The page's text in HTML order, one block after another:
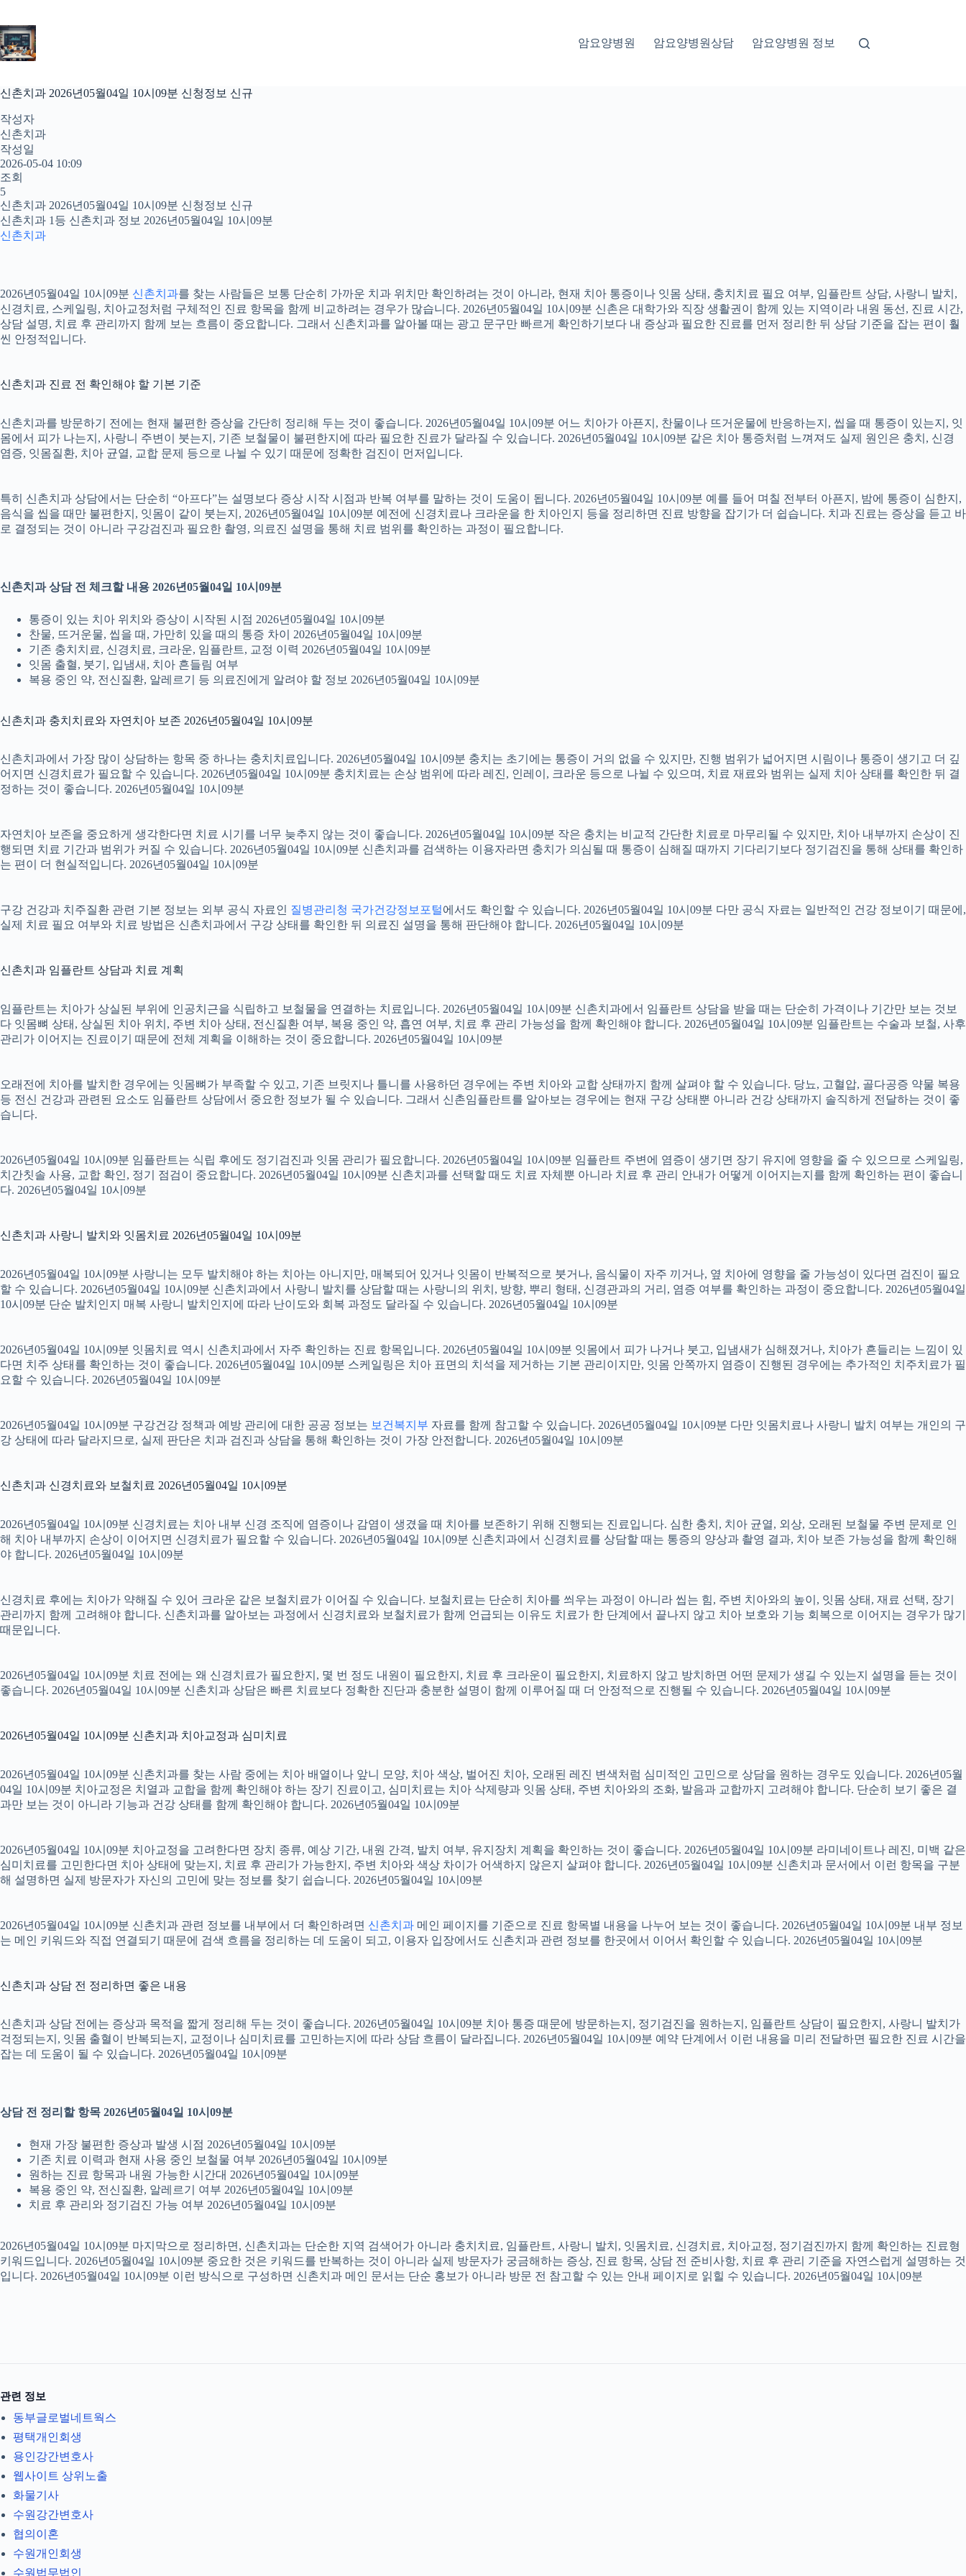
으
로
뛰
기
암요양병원 암요양병원상담 암요양병원 정보
신촌치과 2026년05월04일 10시09분 신청정보 신규
작성자
신촌치과
작성일
2026-05-04 10:09
조회
5
신촌치과 2026년05월04일 10시09분 신청정보 신규
신촌치과 1등 신촌치과 정보 2026년05월04일 10시09분
신촌치과
2026년05월04일 10시09분 신촌치과를 찾는 사람들은 보통 단순히 가까운 치과 위치만 확인하려는 것이 아니라, 현재 치아 통증이나 잇몸 상태, 충치치료 필요 여부, 임플란트 상담, 사랑니 발치,
신경치료, 스케일링, 치아교정처럼 구체적인 진료 항목을 함께 비교하려는 경우가 많습니다. 2026년05월04일 10시09분 신촌은 대학가와 직장 생활권이 함께 있는 지역이라 내원 동선, 진료 시간,
상담 설명, 치료 후 관리까지 함께 보는 흐름이 중요합니다. 그래서 신촌치과를 알아볼 때는 광고 문구만 빠르게 확인하기보다 내 증상과 필요한 진료를 먼저 정리한 뒤 상담 기준을 잡는 편이 훨
씬 안정적입니다.
신촌치과 진료 전 확인해야 할 기본 기준
신촌치과를 방문하기 전에는 현재 불편한 증상을 간단히 정리해 두는 것이 좋습니다. 2026년05월04일 10시09분 어느 치아가 아픈지, 찬물이나 뜨거운물에 반응하는지, 씹을 때 통증이 있는지, 잇
몸에서 피가 나는지, 사랑니 주변이 붓는지, 기존 보철물이 불편한지에 따라 필요한 진료가 달라질 수 있습니다. 2026년05월04일 10시09분 같은 치아 통증처럼 느껴져도 실제 원인은 충치, 신경
염증, 잇몸질환, 치아 균열, 교합 문제 등으로 나뉠 수 있기 때문에 정확한 검진이 먼저입니다.
특히 신촌치과 상담에서는 단순히 “아프다”는 설명보다 증상 시작 시점과 반복 여부를 말하는 것이 도움이 됩니다. 2026년05월04일 10시09분 예를 들어 며칠 전부터 아픈지, 밤에 통증이 심한지,
음식을 씹을 때만 불편한지, 잇몸이 같이 붓는지, 2026년05월04일 10시09분 예전에 신경치료나 크라운을 한 치아인지 등을 정리하면 진료 방향을 잡기가 더 쉽습니다. 치과 진료는 증상을 듣고 바
로 결정되는 것이 아니라 구강검진과 필요한 촬영, 의료진 설명을 통해 치료 범위를 확인하는 과정이 필요합니다.
신촌치과 상담 전 체크할 내용 2026년05월04일 10시09분
통증이 있는 치아 위치와 증상이 시작된 시점 2026년05월04일 10시09분
찬물, 뜨거운물, 씹을 때, 가만히 있을 때의 통증 차이 2026년05월04일 10시09분
기존 충치치료, 신경치료, 크라운, 임플란트, 교정 이력 2026년05월04일 10시09분
잇몸 출혈, 붓기, 입냄새, 치아 흔들림 여부
복용 중인 약, 전신질환, 알레르기 등 의료진에게 알려야 할 정보 2026년05월04일 10시09분
신촌치과 충치치료와 자연치아 보존 2026년05월04일 10시09분
신촌치과에서 가장 많이 상담하는 항목 중 하나는 충치치료입니다. 2026년05월04일 10시09분 충치는 초기에는 통증이 거의 없을 수 있지만, 진행 범위가 넓어지면 시림이나 통증이 생기고 더 깊
어지면 신경치료가 필요할 수 있습니다. 2026년05월04일 10시09분 충치치료는 손상 범위에 따라 레진, 인레이, 크라운 등으로 나뉠 수 있으며, 치료 재료와 범위는 실제 치아 상태를 확인한 뒤 결
정하는 것이 좋습니다. 2026년05월04일 10시09분
자연치아 보존을 중요하게 생각한다면 치료 시기를 너무 늦추지 않는 것이 좋습니다. 2026년05월04일 10시09분 작은 충치는 비교적 간단한 치료로 마무리될 수 있지만, 치아 내부까지 손상이 진
행되면 치료 기간과 범위가 커질 수 있습니다. 2026년05월04일 10시09분 신촌치과를 검색하는 이용자라면 충치가 의심될 때 통증이 심해질 때까지 기다리기보다 정기검진을 통해 상태를 확인하
는 편이 더 현실적입니다. 2026년05월04일 10시09분
구강 건강과 치주질환 관련 기본 정보는 외부 공식 자료인 질병관리청 국가건강정보포털에서도 확인할 수 있습니다. 2026년05월04일 10시09분 다만 공식 자료는 일반적인 건강 정보이기 때문에,
실제 치료 필요 여부와 치료 방법은 신촌치과에서 구강 상태를 확인한 뒤 의료진 설명을 통해 판단해야 합니다. 2026년05월04일 10시09분
신촌치과 임플란트 상담과 치료 계획
임플란트는 치아가 상실된 부위에 인공치근을 식립하고 보철물을 연결하는 치료입니다. 2026년05월04일 10시09분 신촌치과에서 임플란트 상담을 받을 때는 단순히 가격이나 기간만 보는 것보
다 잇몸뼈 상태, 상실된 치아 위치, 주변 치아 상태, 전신질환 여부, 복용 중인 약, 흡연 여부, 치료 후 관리 가능성을 함께 확인해야 합니다. 2026년05월04일 10시09분 임플란트는 수술과 보철, 사후
관리가 이어지는 진료이기 때문에 전체 계획을 이해하는 것이 중요합니다. 2026년05월04일 10시09분
오래전에 치아를 발치한 경우에는 잇몸뼈가 부족할 수 있고, 기존 브릿지나 틀니를 사용하던 경우에는 주변 치아와 교합 상태까지 함께 살펴야 할 수 있습니다. 당뇨, 고혈압, 골다공증 약물 복용
등 전신 건강과 관련된 요소도 임플란트 상담에서 중요한 정보가 될 수 있습니다. 그래서 신촌임플란트를 알아보는 경우에는 현재 구강 상태뿐 아니라 건강 상태까지 솔직하게 전달하는 것이 좋
습니다.
2026년05월04일 10시09분 임플란트는 식립 후에도 정기검진과 잇몸 관리가 필요합니다. 2026년05월04일 10시09분 임플란트 주변에 염증이 생기면 장기 유지에 영향을 줄 수 있으므로 스케일링,
치간칫솔 사용, 교합 확인, 정기 점검이 중요합니다. 2026년05월04일 10시09분 신촌치과를 선택할 때도 치료 자체뿐 아니라 치료 후 관리 안내가 어떻게 이어지는지를 함께 확인하는 편이 좋습니
다. 2026년05월04일 10시09분
신촌치과 사랑니 발치와 잇몸치료 2026년05월04일 10시09분
2026년05월04일 10시09분 사랑니는 모두 발치해야 하는 치아는 아니지만, 매복되어 있거나 잇몸이 반복적으로 붓거나, 음식물이 자주 끼거나, 옆 치아에 영향을 줄 가능성이 있다면 검진이 필요
할 수 있습니다. 2026년05월04일 10시09분 신촌치과에서 사랑니 발치를 상담할 때는 사랑니의 위치, 방향, 뿌리 형태, 신경관과의 거리, 염증 여부를 확인하는 과정이 중요합니다. 2026년05월04일
10시09분 단순 발치인지 매복 사랑니 발치인지에 따라 난이도와 회복 과정도 달라질 수 있습니다. 2026년05월04일 10시09분
2026년05월04일 10시09분 잇몸치료 역시 신촌치과에서 자주 확인하는 진료 항목입니다. 2026년05월04일 10시09분 잇몸에서 피가 나거나 붓고, 입냄새가 심해졌거나, 치아가 흔들리는 느낌이 있
다면 치주 상태를 확인하는 것이 좋습니다. 2026년05월04일 10시09분 스케일링은 치아 표면의 치석을 제거하는 기본 관리이지만, 잇몸 안쪽까지 염증이 진행된 경우에는 추가적인 치주치료가 필
요할 수 있습니다. 2026년05월04일 10시09분
2026년05월04일 10시09분 구강건강 정책과 예방 관리에 대한 공공 정보는 보건복지부 자료를 함께 참고할 수 있습니다. 2026년05월04일 10시09분 다만 잇몸치료나 사랑니 발치 여부는 개인의 구
강 상태에 따라 달라지므로, 실제 판단은 치과 검진과 상담을 통해 확인하는 것이 가장 안전합니다. 2026년05월04일 10시09분
신촌치과 신경치료와 보철치료 2026년05월04일 10시09분
2026년05월04일 10시09분 신경치료는 치아 내부 신경 조직에 염증이나 감염이 생겼을 때 치아를 보존하기 위해 진행되는 진료입니다. 심한 충치, 치아 균열, 외상, 오래된 보철물 주변 문제로 인
해 치아 내부까지 손상이 이어지면 신경치료가 필요할 수 있습니다. 2026년05월04일 10시09분 신촌치과에서 신경치료를 상담할 때는 통증의 양상과 촬영 결과, 치아 보존 가능성을 함께 확인해
야 합니다. 2026년05월04일 10시09분
신경치료 후에는 치아가 약해질 수 있어 크라운 같은 보철치료가 이어질 수 있습니다. 보철치료는 단순히 치아를 씌우는 과정이 아니라 씹는 힘, 주변 치아와의 높이, 잇몸 상태, 재료 선택, 장기
관리까지 함께 고려해야 합니다. 신촌치과를 알아보는 과정에서 신경치료와 보철치료가 함께 언급되는 이유도 치료가 한 단계에서 끝나지 않고 치아 보호와 기능 회복으로 이어지는 경우가 많기
때문입니다.
2026년05월04일 10시09분 치료 전에는 왜 신경치료가 필요한지, 몇 번 정도 내원이 필요한지, 치료 후 크라운이 필요한지, 치료하지 않고 방치하면 어떤 문제가 생길 수 있는지 설명을 듣는 것이
좋습니다. 2026년05월04일 10시09분 신촌치과 상담은 빠른 치료보다 정확한 진단과 충분한 설명이 함께 이루어질 때 더 안정적으로 진행될 수 있습니다. 2026년05월04일 10시09분
2026년05월04일 10시09분 신촌치과 치아교정과 심미치료
2026년05월04일 10시09분 신촌치과를 찾는 사람 중에는 치아 배열이나 앞니 모양, 치아 색상, 벌어진 치아, 오래된 레진 변색처럼 심미적인 고민으로 상담을 원하는 경우도 있습니다. 2026년05월
04일 10시09분 치아교정은 치열과 교합을 함께 확인해야 하는 장기 진료이고, 심미치료는 치아 삭제량과 잇몸 상태, 주변 치아와의 조화, 발음과 교합까지 고려해야 합니다. 단순히 보기 좋은 결
과만 보는 것이 아니라 기능과 건강 상태를 함께 확인해야 합니다. 2026년05월04일 10시09분
2026년05월04일 10시09분 치아교정을 고려한다면 장치 종류, 예상 기간, 내원 간격, 발치 여부, 유지장치 계획을 확인하는 것이 좋습니다. 2026년05월04일 10시09분 라미네이트나 레진, 미백 같은
심미치료를 고민한다면 치아 상태에 맞는지, 치료 후 관리가 가능한지, 주변 치아와 색상 차이가 어색하지 않은지 살펴야 합니다. 2026년05월04일 10시09분 신촌치과 문서에서 이런 항목을 구분
해 설명하면 실제 방문자가 자신의 고민에 맞는 정보를 찾기 쉽습니다. 2026년05월04일 10시09분
2026년05월04일 10시09분 신촌치과 관련 정보를 내부에서 더 확인하려면 신촌치과 메인 페이지를 기준으로 진료 항목별 내용을 나누어 보는 것이 좋습니다. 2026년05월04일 10시09분 내부 정보
는 메인 키워드와 직접 연결되기 때문에 검색 흐름을 정리하는 데 도움이 되고, 이용자 입장에서도 신촌치과 관련 정보를 한곳에서 이어서 확인할 수 있습니다. 2026년05월04일 10시09분
신촌치과 상담 전 정리하면 좋은 내용
신촌치과 상담 전에는 증상과 목적을 짧게 정리해 두는 것이 좋습니다. 2026년05월04일 10시09분 치아 통증 때문에 방문하는지, 정기검진을 원하는지, 임플란트 상담이 필요한지, 사랑니 발치가
걱정되는지, 잇몸 출혈이 반복되는지, 교정이나 심미치료를 고민하는지에 따라 상담 흐름이 달라집니다. 2026년05월04일 10시09분 예약 단계에서 이런 내용을 미리 전달하면 필요한 진료 시간을
잡는 데 도움이 될 수 있습니다. 2026년05월04일 10시09분
상담 전 정리할 항목 2026년05월04일 10시09분
현재 가장 불편한 증상과 발생 시점 2026년05월04일 10시09분
기존 치료 이력과 현재 사용 중인 보철물 여부 2026년05월04일 10시09분
원하는 진료 항목과 내원 가능한 시간대 2026년05월04일 10시09분
복용 중인 약, 전신질환, 알레르기 여부 2026년05월04일 10시09분
치료 후 관리와 정기검진 가능 여부 2026년05월04일 10시09분
2026년05월04일 10시09분 마지막으로 정리하면, 신촌치과는 단순한 지역 검색어가 아니라 충치치료, 임플란트, 사랑니 발치, 잇몸치료, 신경치료, 치아교정, 정기검진까지 함께 확인하는 진료형
키워드입니다. 2026년05월04일 10시09분 중요한 것은 키워드를 반복하는 것이 아니라 실제 방문자가 궁금해하는 증상, 진료 항목, 상담 전 준비사항, 치료 후 관리 기준을 자연스럽게 설명하는 것
입니다. 2026년05월04일 10시09분 이런 방식으로 구성하면 신촌치과 메인 문서는 단순 홍보가 아니라 방문 전 참고할 수 있는 안내 페이지로 읽힐 수 있습니다. 2026년05월04일 10시09분
관련 정보
동부글로벌네트웍스
평택개인회생
용인강간변호사
웹사이트 상위노출
화물기사
수원강간변호사
협의이혼
수원개인회생
수원법무법인